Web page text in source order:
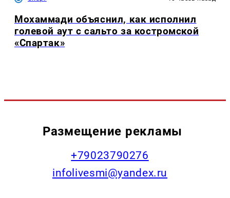
Мохаммади объяснил, как исполнил
голевой аут с сальто за костромской
«Спартак»
Размещение рекламы
+79023790276
infolivesmi@yandex.ru